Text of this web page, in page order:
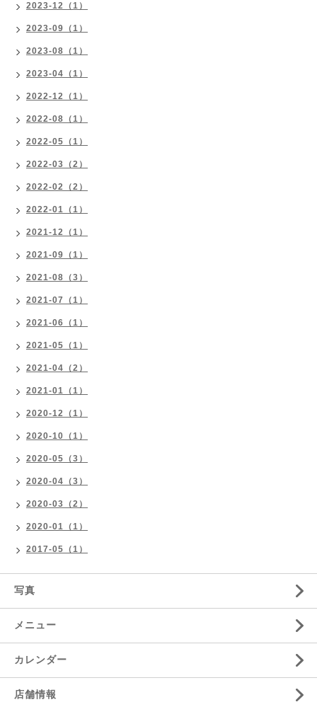
2023-12（1）
2023-09（1）
2023-08（1）
2023-04（1）
2022-12（1）
2022-08（1）
2022-05（1）
2022-03（2）
2022-02（2）
2022-01（1）
2021-12（1）
2021-09（1）
2021-08（3）
2021-07（1）
2021-06（1）
2021-05（1）
2021-04（2）
2021-01（1）
2020-12（1）
2020-10（1）
2020-05（3）
2020-04（3）
2020-03（2）
2020-01（1）
2017-05（1）
写真
メニュー
カレンダー
店舗情報